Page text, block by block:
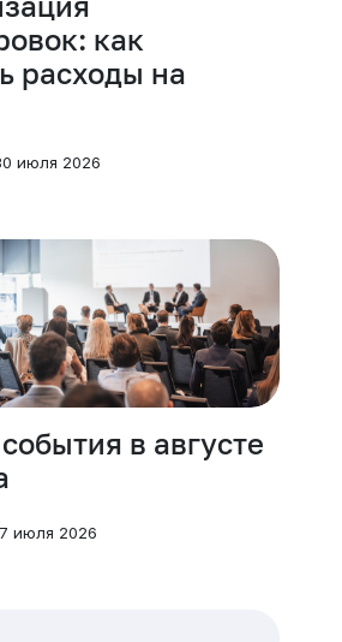
как
расходы на
июля 2026
в августе
июля 2026